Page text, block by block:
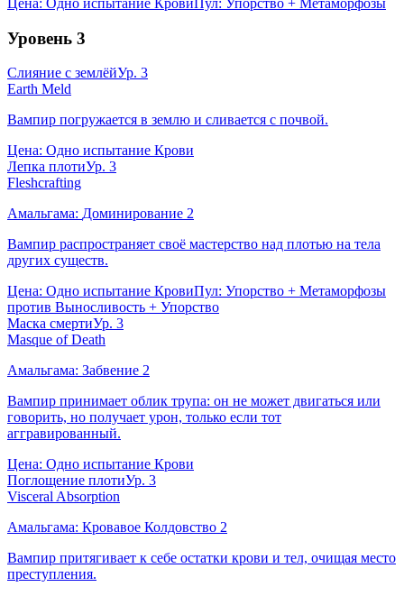
Цена: Одно испытание Крови Пул: Упорство + Метаморфозы
Уровень 3
Слияние с землёйУр. 3
Earth Meld
Вампир погружается в землю и сливается с почвой.
Цена: Одно испытание Крови
Лепка плотиУр. 3
Fleshcrafting
Амальгама: Доминирование 2
Вампир распространяет своё мастерство над плотью на тела
других существ.
Цена: Одно испытание КровиПул: Упорство + Метаморфозы
против Выносливость + Упорство
Маска смертиУр. 3
Masque of Death
Амальгама: Забвение 2
Вампир принимает облик трупа: он не может двигаться или
говорить, но получает урон, только если тот
аггравированный.
Цена: Одно испытание Крови
Поглощение плотиУр. 3
Visceral Absorption
Амальгама: Кровавое Колдовство 2
Вампир притягивает к себе остатки крови и тел, очищая место
преступления.